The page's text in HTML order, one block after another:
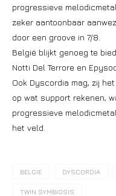
progressieve
zeker aantoonbaar
door een groove in 7/8.
België blijkt genoeg te
Notti Del Terrore en
Ook Dyscordia mag, zij
op wat support rekenen,
progressieve
het veld.
BELGIE DYSCORDIA
TWIN SYMBIOSIS